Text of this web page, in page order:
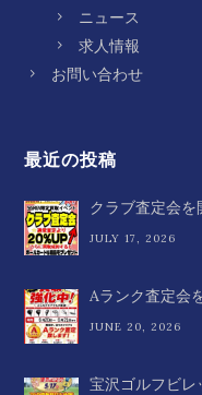
ニュース
求人情報
お問い合わせ
最近の投稿
クラブ査定会
JULY 17, 2026
Aランク査定会
JUNE 20, 2026
宝沢ゴルフビ